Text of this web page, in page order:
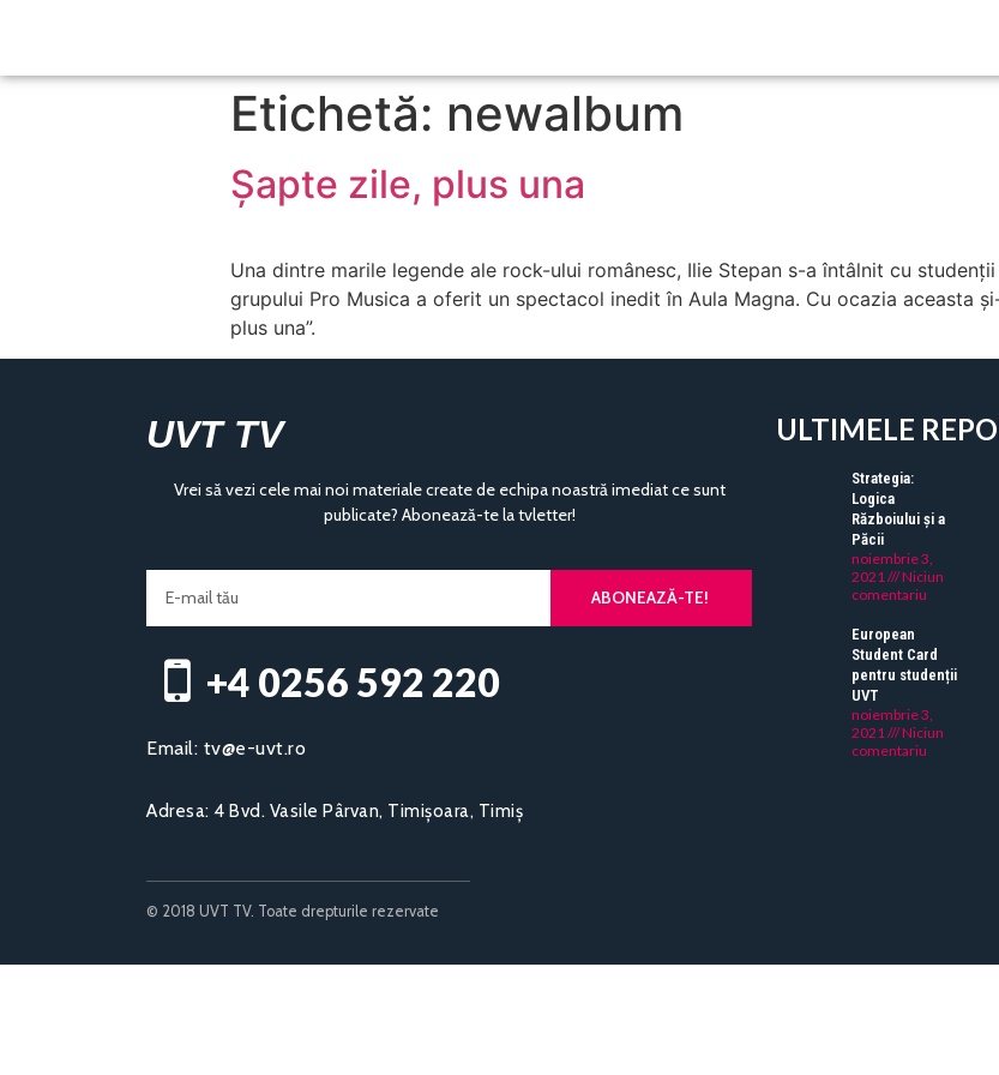
Etichetă: newalbum
Șapte zile, plus una
Una dintre marile legende ale rock-ului românesc, Ilie Stepan s-a întâlnit cu
grupului Pro Musica a oferit un spectacol inedit în Aula Magna. Cu ocazia aceasta
plus una”.
UVT TV
Vrei să vezi cele mai noi materiale create de echipa noastră imediat ce sunt
publicate? Abonează-te la tvletter!
ABONEAZĂ-TE!
+4 0256 592 220​
Email: tv@e-uvt.ro
Adresa: 4 Bvd. Vasile Pârvan, Timișoara, Timiș
ULTIMELE
Strategia:
Logica
Războiului și a
Păcii
noiembrie 3,
2021
Niciun
comentariu
European
Student Card
pentru studenții
UVT
noiembrie 3,
2021
Niciun
comentariu
© 2018 UVT TV. Toate drepturile rezervate